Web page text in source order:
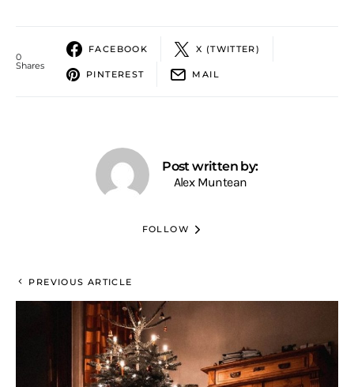
0
Shares
FACEBOOK X (TWITTER)
PINTEREST MAIL
Post written by:
Alex Muntean
FOLLOW
PREVIOUS ARTICLE